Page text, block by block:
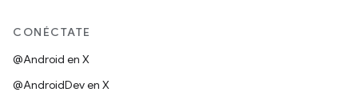
CONÉCTATE
@Android en X
@AndroidDev en X